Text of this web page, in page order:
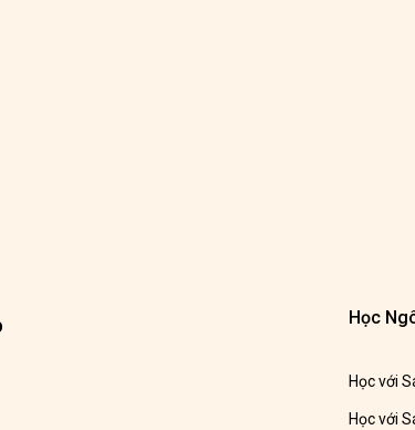
Học
Học với
Học với